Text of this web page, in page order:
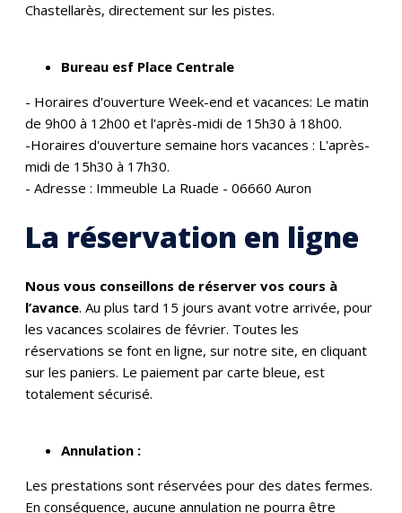
Chastellarès, directement sur les pistes.
Bureau esf Place Centrale
- Horaires d'ouverture Week-end et vacances: Le matin
de 9h00 à 12h00 et l'après-midi de 15h30 à 18h00.
-Horaires d'ouverture semaine hors vacances : L'après-
midi de 15h30 à 17h30.
- Adresse : Immeuble La Ruade - 06660 Auron
La réservation en ligne
Nous vous conseillons de réserver vos cours à
l’avance. Au plus tard 15 jours avant votre arrivée, pour
les vacances scolaires de février. Toutes les
réservations se font en ligne, sur notre site, en cliquant
sur les paniers. Le paiement par carte bleue, est
totalement sécurisé.
Annulation :
Les prestations sont réservées pour des dates fermes.
En conséquence, aucune annulation ne pourra être